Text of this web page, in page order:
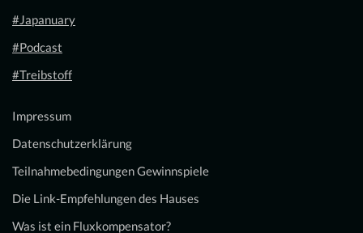
#Japanuary
#Podcast
#Treibstoff
Impressum
Datenschutzerklärung
Teilnahmebedingungen Gewinnspiele
Die Link-Empfehlungen des Hauses
Was ist ein Fluxkompensator?